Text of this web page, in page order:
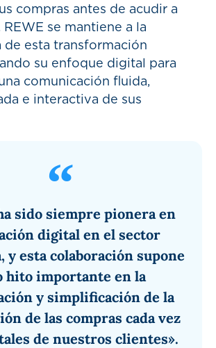
compras antes de acudir a
REWE se mantiene a la
de esta transformación
su enfoque digital para
comunicación fluida,
e interactiva de sus
sido siempre pionera en
digital en el sector
esta colaboración supone
hito importante en la
y simplificación de la
de las compras cada vez
de nuestros clientes».